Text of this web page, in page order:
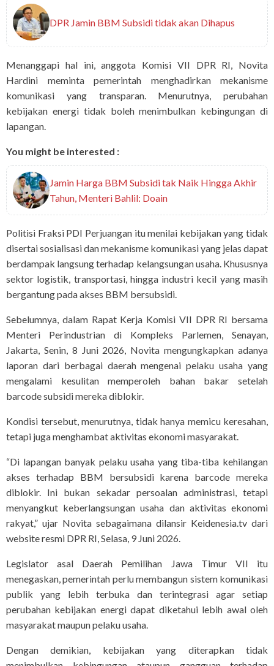
DPR Jamin BBM Subsidi tidak akan Dihapus
Menanggapi hal ini, anggota Komisi VII DPR RI, Novita
Hardini meminta pemerintah menghadirkan mekanisme
komunikasi yang transparan. Menurutnya, perubahan
kebijakan energi tidak boleh menimbulkan kebingungan di
lapangan.
You might be interested :
Jamin Harga BBM Subsidi tak Naik Hingga Akhir
Tahun, Menteri Bahlil: Doain
Politisi Fraksi PDI Perjuangan itu menilai kebijakan yang tidak
disertai sosialisasi dan mekanisme komunikasi yang jelas dapat
berdampak langsung terhadap kelangsungan usaha. Khususnya
sektor logistik, transportasi, hingga industri kecil yang masih
bergantung pada akses BBM bersubsidi.
Sebelumnya, dalam Rapat Kerja Komisi VII DPR RI bersama
Menteri Perindustrian di Kompleks Parlemen, Senayan,
Jakarta, Senin, 8 Juni 2026, Novita mengungkapkan adanya
laporan dari berbagai daerah mengenai pelaku usaha yang
mengalami kesulitan memperoleh bahan bakar setelah
barcode subsidi mereka diblokir.
Kondisi tersebut, menurutnya, tidak hanya memicu keresahan,
tetapi juga menghambat aktivitas ekonomi masyarakat.
“Di lapangan banyak pelaku usaha yang tiba-tiba kehilangan
akses terhadap BBM bersubsidi karena barcode mereka
diblokir. Ini bukan sekadar persoalan administrasi, tetapi
menyangkut keberlangsungan usaha dan aktivitas ekonomi
rakyat,” ujar Novita sebagaimana dilansir Keidenesia.tv dari
website resmi DPR RI, Selasa, 9 Juni 2026.
Legislator asal Daerah Pemilihan Jawa Timur VII itu
menegaskan, pemerintah perlu membangun sistem komunikasi
publik yang lebih terbuka dan terintegrasi agar setiap
perubahan kebijakan energi dapat diketahui lebih awal oleh
masyarakat maupun pelaku usaha.
Dengan demikian, kebijakan yang diterapkan tidak